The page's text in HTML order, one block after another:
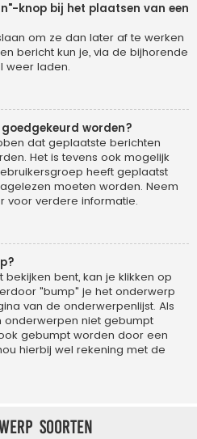
knop bij het plaatsen van een
om ze dan later af te werken
bericht kun je, via de bijhorende
weer laden.
worden?
dat geplaatste berichten
Het is tevens ook mogelijk
heeft geplaatst
moeten worden. Neem
voor verdere informatie.
bent, kan je klikken op
"bump" je het onderwerp
van de onderwerpenlijst. Als
onderwerpen niet gebumpt
gebumpt worden door een
hierbij wel rekening met de
soorten